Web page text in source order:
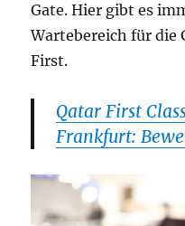
Gate. Hier gibt es
Wartebereich für die
First.
Qatar First
Frankfurt: